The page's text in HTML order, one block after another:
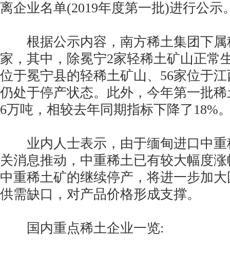
离企业名单(2019年度第一批)进行公示
根据公示内容，南方稀土集团下属
家，其中，除冕宁2家轻稀土矿山正常
位于冕宁县的轻稀土矿山、56家位于
仍处于停产状态。此外，今年第一批
6万吨，相较去年同期指标下降了18%
业内人士表示，由于缅甸进口中重
关消息推动，中重稀土已有较大幅度
中重稀土矿的继续停产，将进一步加
供需缺口，对产品价格形成支撑。
国内重点稀土企业一览: